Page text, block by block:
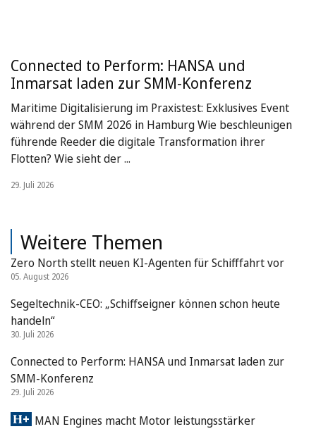
Connected to Perform: HANSA und
Inmarsat laden zur SMM-Konferenz
Maritime Digitalisierung im Praxistest: Exklusives Event
während der SMM 2026 in Hamburg Wie beschleunigen
führende Reeder die digitale Transformation ihrer
Flotten? Wie sieht der ...
29. Juli 2026
Weitere Themen
Zero North stellt neuen KI-Agenten für Schifffahrt vor
05. August 2026
Segeltechnik-CEO: „Schiffseigner können schon heute
handeln“
30. Juli 2026
Connected to Perform: HANSA und Inmarsat laden zur
SMM-Konferenz
29. Juli 2026
MAN Engines macht Motor leistungsstärker